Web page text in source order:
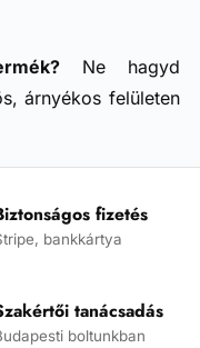
Ne hagyd
árnyékos felületen
fizetés
bankkártya
tanácsadás
boltunkban